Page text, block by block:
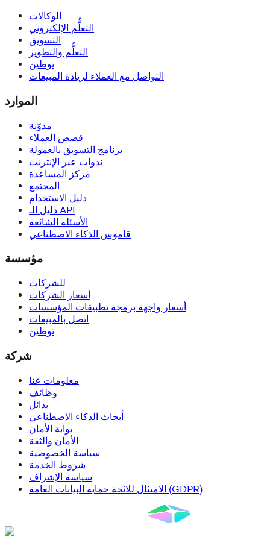
الوكالات
التعلُّم الإلكتروني
التسويق
التعلُّم والتطوير
توطين
التواصل مع العملاء لزيادة المبيعات
الموارد
مدوّنة
قصص العملاء
برنامج التسويق بالعمولة
ندوات عبر الإنترنت
مركز المساعدة
المجتمع
دليل الاستخدام
دليل الـ API
الأسئلة الشائعة
قاموس الذكاء الاصطناعي
مؤسسة
للشركات
أسعار الشركات
أسعار واجهة برمجة تطبيقات المؤسسات
اتصل بالمبيعات
توطين
شركة
معلومات عنا
وظائف
بدائل
أبحاث الذكاء الاصطناعي
بوابة الأمان
الأمان والثقة
سياسة الخصوصية
شروط الخدمة
سياسة الإشراف
الامتثال للائحة حماية البيانات العامة (GDPR)